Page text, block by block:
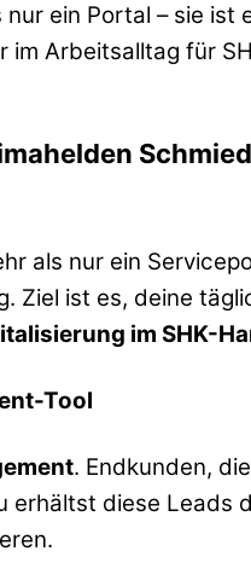
ein Portal – sie
Arbeitsalltag für
als nur ein
Ziel ist es, deine
im SHK-
Tool
. Endkunden,
erhältst diese Leads